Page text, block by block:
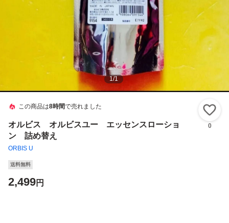
1/1
この商品は8時間で売れました
オルビス オルビスユー エッセンスローショ
ン 詰め替え
ORBIS U
0
送料無料
2,499円